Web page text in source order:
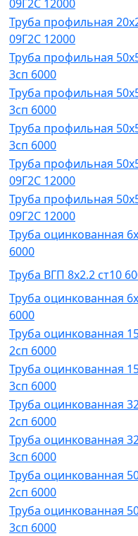
09Г2С 12000
Труба профильная
09Г2С 12000
Труба профильная
3сп 6000
Труба профильная
3сп 6000
Труба профильная
3сп 6000
Труба профильная
09Г2С 12000
Труба профильная
09Г2С 12000
Труба оцинкованная
6000
Труба ВГП 8х2.2 ст10
Труба оцинкованная
6000
Труба оцинкованная
2сп 6000
Труба оцинкованная
3сп 6000
Труба оцинкованная
2сп 6000
Труба оцинкованная
3сп 6000
Труба оцинкованная
2сп 6000
Труба оцинкованная
3сп 6000